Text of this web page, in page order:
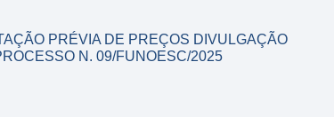
PRÉVIA DE PREÇOS DIVULGAÇÃO
N. 09/FUNOESC/2025